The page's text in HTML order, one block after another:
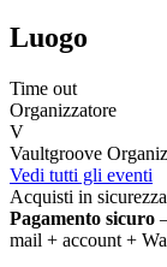
Luogo
Time out
Organizzatore
V
Vaultgroove
Vedi tutti gli eventi
Acquisti in sicurezza
Pagamento sicuro
mail + account +